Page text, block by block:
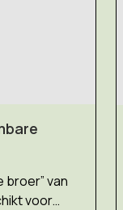
broer” van
voor